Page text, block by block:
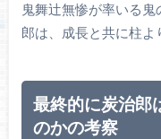
鬼舞辻無惨が率いる
郎は、成長と共に柱よ
最終的に炭治郎
のかの考察